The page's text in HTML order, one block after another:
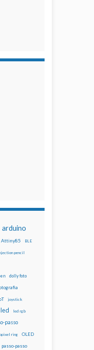
arduino
Attiny85 BLE
pencil
dolly foto
joystick
led led rgb
passo
ring OLED
passo-passo